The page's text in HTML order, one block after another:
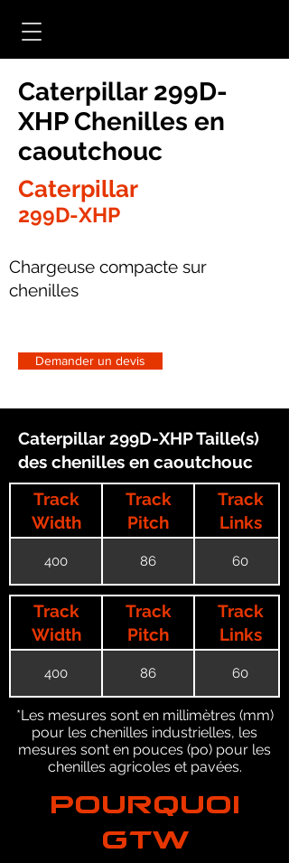
Caterpillar 299D-
XHP Chenilles en
caoutchouc
Caterpillar
299D-XHP
Chargeuse compacte sur
chenilles
Demander un devis
Caterpillar 299D-XHP Taille(s)
des chenilles en caoutchouc
Track
Width
Track
Pitch
Track
Links
400 86 60
Track
Width
Track
Pitch
Track
Links
400 86 60
*Les mesures sont en millimètres (mm)
pour les chenilles industrielles, les
mesures sont en pouces (po) pour les
chenilles agricoles et pavées.
POURQUOI
GTW